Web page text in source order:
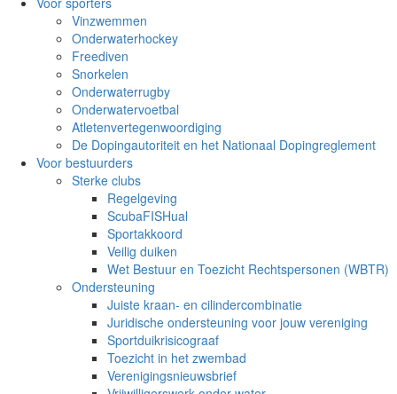
Vinzwemmen
Onderwaterhockey
Freediven
Snorkelen
Onderwaterrugby
Onderwatervoetbal
Atletenvertegenwoordiging
De Dopingautoriteit en het Nationaal Dopingreglement
Voor bestuurders
Sterke clubs
Regelgeving
ScubaFISHual
Sportakkoord
Veilig duiken
Wet Bestuur en Toezicht Rechtspersonen (WBTR)
Ondersteuning
Juiste kraan- en cilindercombinatie
Juridische ondersteuning voor jouw vereniging
Sportduikrisicograaf
Toezicht in het zwembad
Verenigingsnieuwsbrief